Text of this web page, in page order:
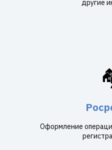
другие
Оформление